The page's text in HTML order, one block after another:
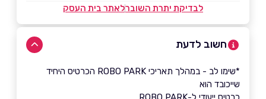
לבדיקת יתרת השוברלאתר בית העסק
חשוב לדעת
*שימו לב - במהלך תאריכי ROBO PARK הכרטיס היחיד
שייכובד הוא